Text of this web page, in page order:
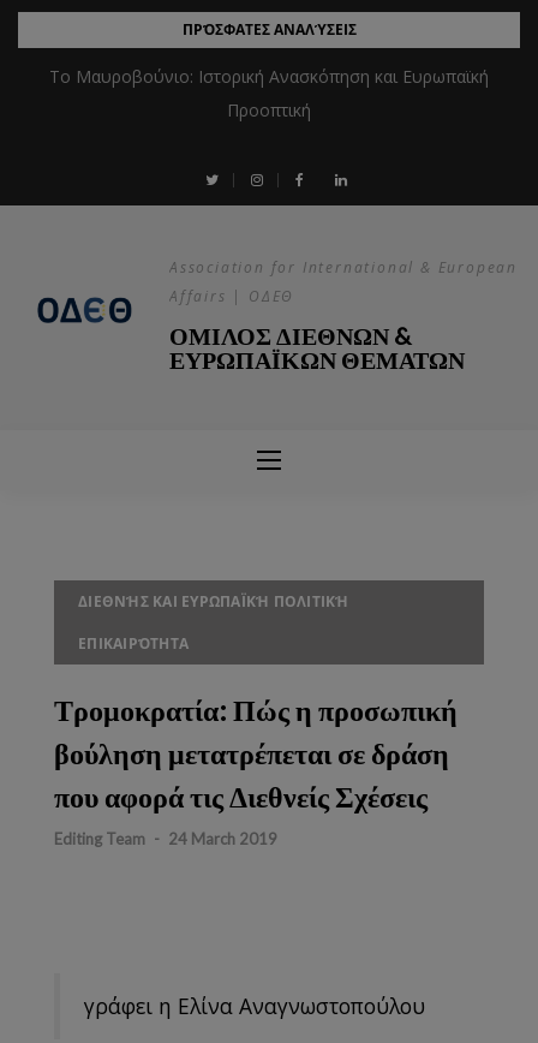
ΠΡΌΣΦΑΤΕΣ ΑΝΑΛΎΣΕΙΣ
Το Μαυροβούνιο: Ιστορική Ανασκόπηση και Ευρωπαϊκή
Προοπτική
Association for International & European
Affairs | ΟΔΕΘ
ΟΜΙΛΟΣ ΔΙΕΘΝΩΝ &
ΕΥΡΩΠΑΪΚΩΝ ΘΕΜΑΤΩΝ
ΔΙΕΘΝΉΣ ΚΑΙ ΕΥΡΩΠΑΪΚΉ ΠΟΛΙΤΙΚΉ
ΕΠΙΚΑΙΡΌΤΗΤΑ
Τρομοκρατία: Πώς η προσωπική
βούληση μετατρέπεται σε δράση
που αφορά τις Διεθνείς Σχέσεις
Editing Team - 24 March 2019
γράφει η Ελίνα Αναγνωστοπούλου